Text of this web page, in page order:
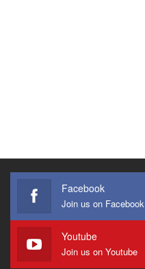
Facebook
Join us on Facebook
Youtube
Join us on Youtube